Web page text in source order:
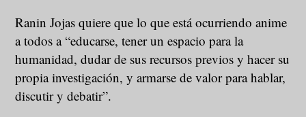
Ranin Jojas quiere que lo que está ocurriendo anime
a todos a “educarse, tener un espacio para la
humanidad, dudar de sus recursos previos y hacer su
propia investigación, y armarse de valor para hablar,
discutir y debatir”.